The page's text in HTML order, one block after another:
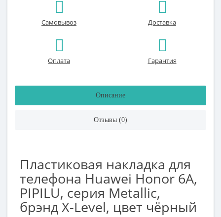
Самовывоз Доставка
Оплата Гарантия
Описание
Отзывы (0)
Пластиковая накладка для
телефона Huawei Honor 6A,
PIPILU, серия Metallic,
брэнд X-Level, цвет чёрный